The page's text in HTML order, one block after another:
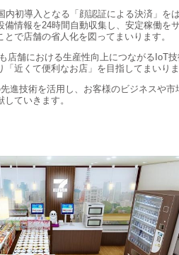
初導入となる「顔認証による決済」を
備情報を24時間自動収集し、安定稼働
で店舗の省人化を図ってまいります。
店舗における生産性向上につながるIoT
近くて便利なお店」を目指してまいりま
進技術を活用し、お客様のビジネスや
ていきます。